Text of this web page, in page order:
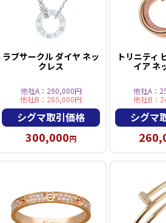
ラブサークル ダイヤ ネッ
クレス
他社A：290,000円
他社B：285,000円
シグマ取引価格
300,000円
トリニティ
イア ネ
他社A：
他社B：
シグマ